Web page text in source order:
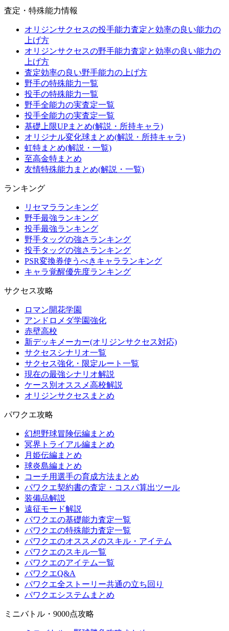
査定・特殊能力情報
オリジンサクセスの投手能力査定と効率の良い能力の
上げ方
オリジンサクセスの野手能力査定と効率の良い能力の
上げ方
査定効率の良い野手能力の上げ方
野手の特殊能力一覧
投手の特殊能力一覧
野手全能力の実査定一覧
投手全能力の実査定一覧
基礎上限UPまとめ(解説・所持キャラ)
オリジナル変化球まとめ(解説・所持キャラ)
虹特まとめ(解説・一覧)
至高金特まとめ
友情特殊能力まとめ(解説・一覧)
ランキング
リセマラランキング
野手最強ランキング
投手最強ランキング
野手タッグの強さランキング
投手タッグの強さランキング
PSR変換券使うべきキャラランキング
キャラ覚醒優先度ランキング
サクセス攻略
ロマン開花学園
アンドロメダ学園強化
赤壁高校
新デッキメーカー(オリジンサクセス対応)
サクセスシナリオ一覧
サクセス強化・限定ルート一覧
現在の最強シナリオ解説
ケース別オススメ高校解説
オリジンサクセスまとめ
パワクエ攻略
幻想野球冒険伝編まとめ
冥界トライアル編まとめ
月姫伝編まとめ
球炎島編まとめ
コーチ用選手の育成方法まとめ
パワクエ契約書の査定・コスパ算出ツール
装備品解説
遠征モード解説
パワクエの基礎能力査定一覧
パワクエの特殊能力査定一覧
パワクエのオススメのスキル・アイテム
パワクエのスキル一覧
パワクエのアイテム一覧
パワクエQ&A
パワクエ全ストーリー共通の立ち回り
パワクエシステムまとめ
ミニバトル・9000点攻略